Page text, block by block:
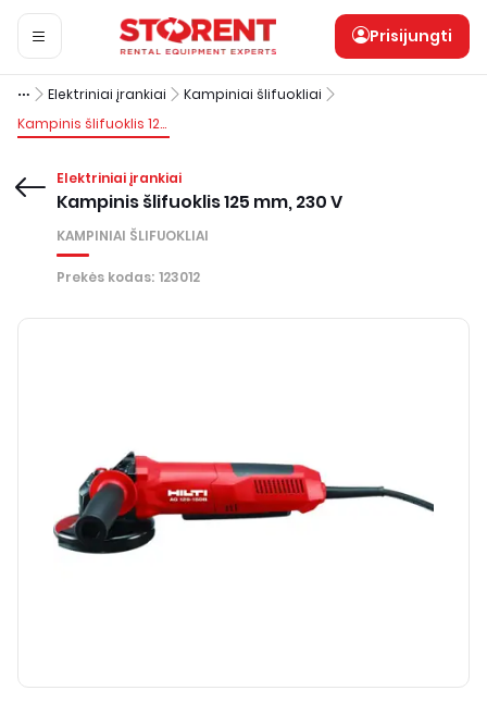
Prisijungti
Elektriniai įrankiai
Kampiniai šlifuokliai
Kampinis šlifuoklis 125 mm, 230 V
Elektriniai įrankiai
Kampinis šlifuoklis 125 mm, 230 V
KAMPINIAI ŠLIFUOKLIAI
Prekės kodas: 123012